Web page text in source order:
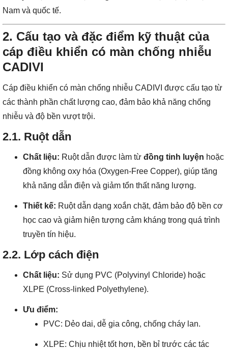
Nam và quốc tế.
2. Cấu tạo và đặc điểm kỹ thuật của
cáp điều khiển có màn chống nhiễu
CADIVI
Cáp điều khiển có màn chống nhiễu CADIVI được cấu tạo từ
các thành phần chất lượng cao, đảm bảo khả năng chống
nhiễu và độ bền vượt trội.
2.1. Ruột dẫn
Chất liệu: Ruột dẫn được làm từ đồng tinh luyện hoặc
đồng không oxy hóa (Oxygen-Free Copper), giúp tăng
khả năng dẫn điện và giảm tổn thất năng lượng.
Thiết kế: Ruột dẫn dạng xoắn chặt, đảm bảo độ bền cơ
học cao và giảm hiện tượng cảm kháng trong quá trình
truyền tín hiệu.
2.2. Lớp cách điện
Chất liệu: Sử dụng PVC (Polyvinyl Chloride) hoặc
XLPE (Cross-linked Polyethylene).
Ưu điểm:
PVC: Dẻo dai, dễ gia công, chống cháy lan.
XLPE: Chịu nhiệt tốt hơn, bền bỉ trước các tác